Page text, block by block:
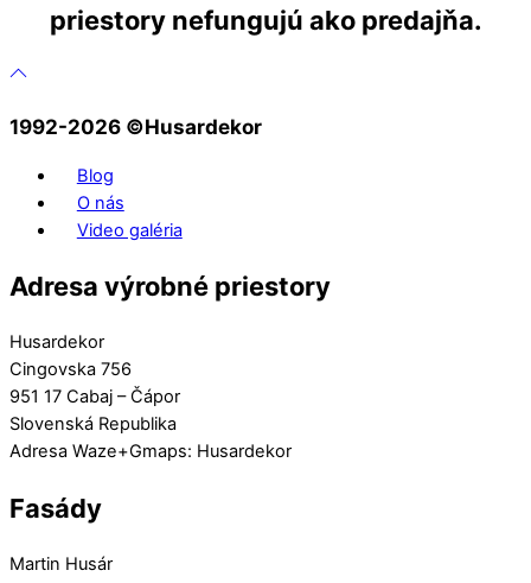
priestory nefungujú ako predajňa.
1992-2026 ©️Husardekor
Blog
O nás
Video galéria
Adresa výrobné priestory
Husardekor
Cingovska 756
951 17 Cabaj – Čápor
Slovenská Republika
Adresa Waze+Gmaps: Husardekor
Fasády
Martin Husár